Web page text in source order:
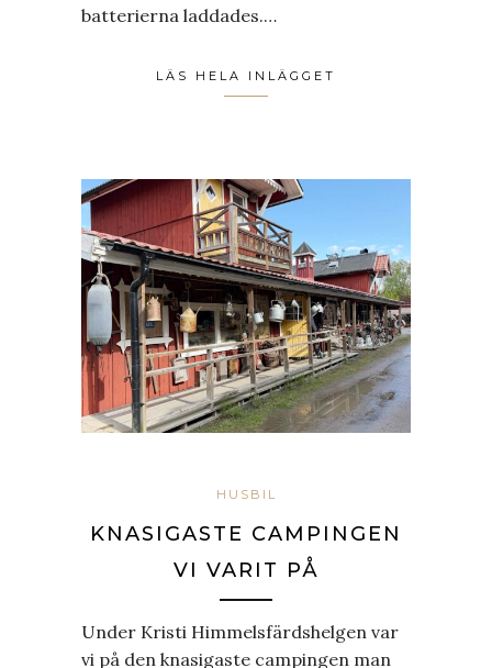
batterierna laddades.…
LÄS HELA INLÄGGET
HUSBIL
KNASIGASTE CAMPINGEN
VI VARIT PÅ
Under Kristi Himmelsfärdshelgen var
vi på den knasigaste campingen man